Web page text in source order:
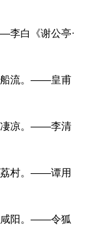
李白《谢公亭·
船流。——皇甫
凄凉。——李清
荔村。——谭用
咸阳。——令狐